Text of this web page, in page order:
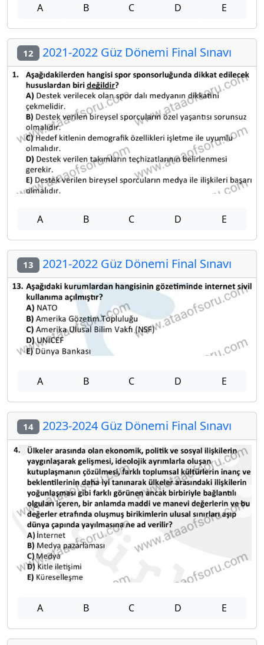
A B C D E
12 2021-2022 Güz Dönemi Final Sınavı
A B C D E
13 2021-2022 Güz Dönemi Final Sınavı
A B C D E
14 2023-2024 Güz Dönemi Final Sınavı
A B C D E